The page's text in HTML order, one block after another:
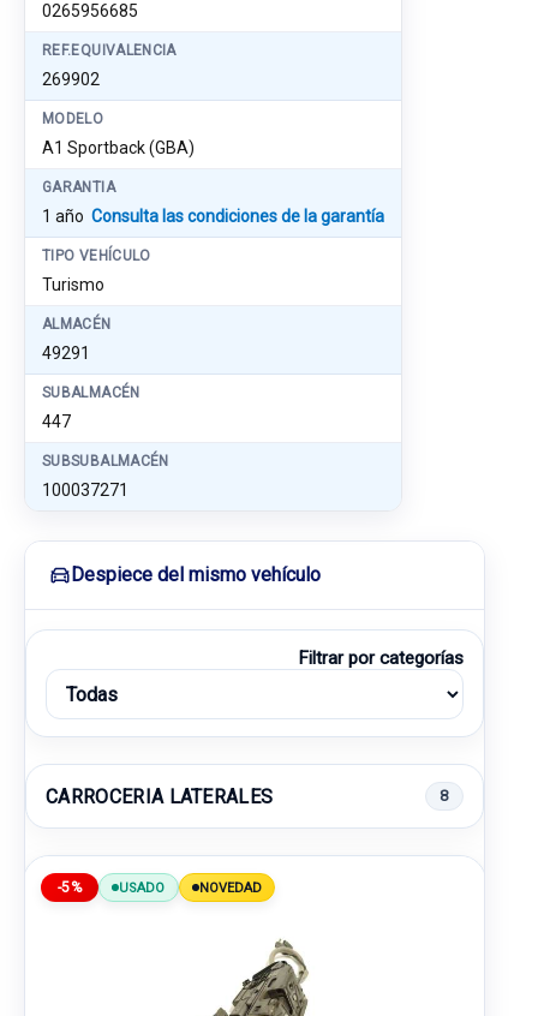
0265956685
REF.EQUIVALENCIA
269902
MODELO
A1 Sportback (GBA)
GARANTIA
1 año Consulta las condiciones de la garantía
TIPO VEHÍCULO
Turismo
ALMACÉN
49291
SUBALMACÉN
447
SUBSUBALMACÉN
100037271
Despiece del mismo vehículo
Filtrar por categorías
CARROCERIA LATERALES 8
-5% USADO NOVEDAD